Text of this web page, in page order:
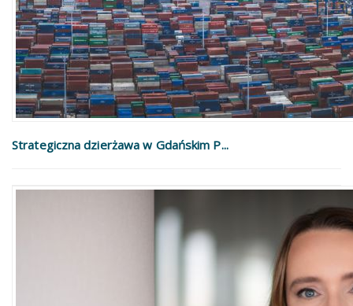
Strategiczna dzierżawa w Gdańskim P...